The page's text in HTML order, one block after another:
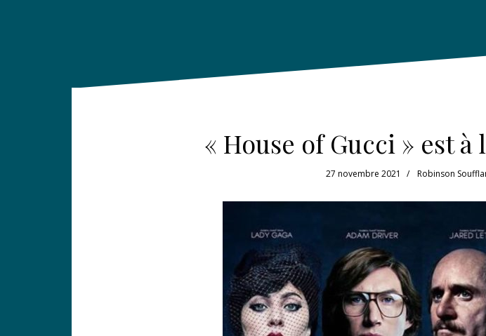
« House of Gucci » est
27 novembre 2021 Robinson